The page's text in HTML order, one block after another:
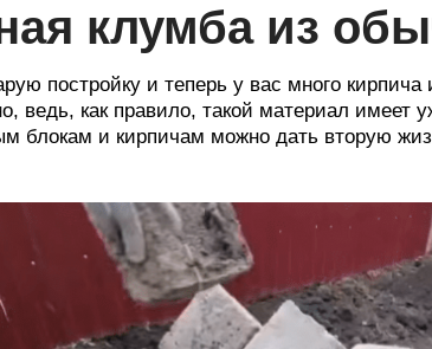
клумба из
постройку и теперь у вас много
ведь, как правило, такой материал имеет
блокам и кирпичам можно дать вторую